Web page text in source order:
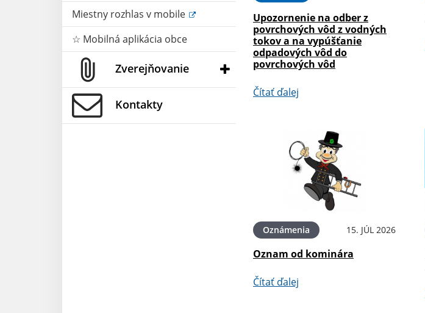
Miestny rozhlas v mobile
☆ Mobilná aplikácia obce
Zverejňovanie
Kontakty
Upozornenie na odber z
povrchových vôd z vodných
tokov a na vypúšťanie
odpadových vôd do
povrchových vôd
Čítať ďalej
Oznámenia 15. JÚL 2026
Oznam od kominára
Čítať ďalej